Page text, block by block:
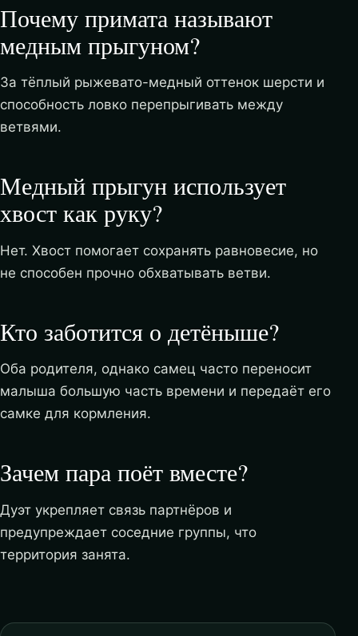
Почему примата называют
медным прыгуном?
За тёплый рыжевато-медный оттенок шерсти и
способность ловко перепрыгивать между
ветвями.
Медный прыгун использует
хвост как руку?
Нет. Хвост помогает сохранять равновесие, но
не способен прочно обхватывать ветви.
Кто заботится о детёныше?
Оба родителя, однако самец часто переносит
малыша большую часть времени и передаёт его
самке для кормления.
Зачем пара поёт вместе?
Дуэт укрепляет связь партнёров и
предупреждает соседние группы, что
территория занята.